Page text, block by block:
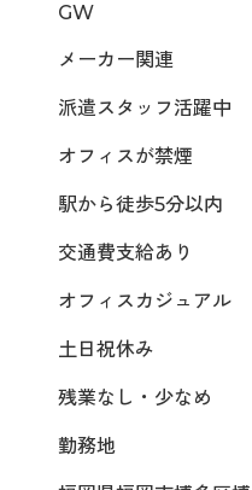
GW
メーカー関連
派遣スタッフ活躍中
オフィスが禁煙
駅から徒歩5分以内
交通費支給あり
オフィスカジュアル
土日祝休み
残業なし・少なめ
勤務地